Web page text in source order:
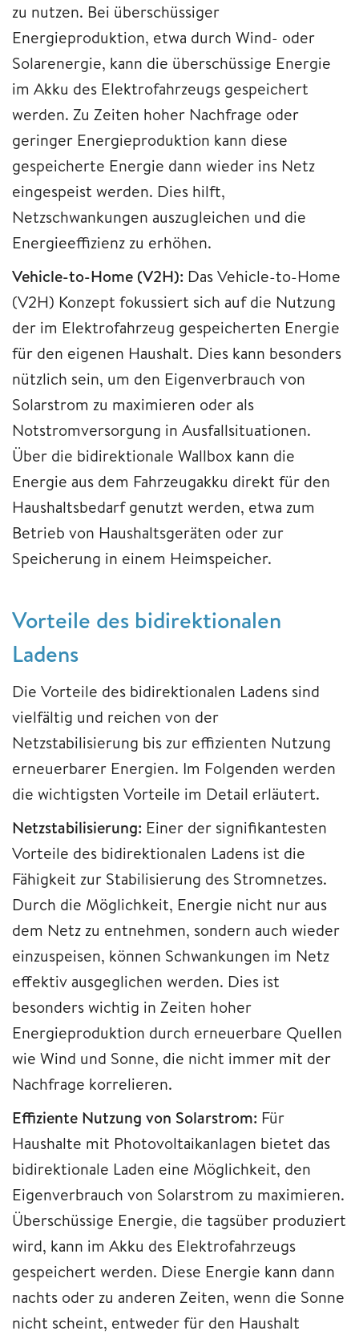
zu nutzen. Bei überschüssiger
Energieproduktion, etwa durch Wind- oder
Solarenergie, kann die überschüssige Energie
im Akku des Elektrofahrzeugs gespeichert
werden. Zu Zeiten hoher Nachfrage oder
geringer Energieproduktion kann diese
gespeicherte Energie dann wieder ins Netz
eingespeist werden. Dies hilft,
Netzschwankungen auszugleichen und die
Energieeffizienz zu erhöhen.
Vehicle-to-Home (V2H): Das Vehicle-to-Home
(V2H) Konzept fokussiert sich auf die Nutzung
der im Elektrofahrzeug gespeicherten Energie
für den eigenen Haushalt. Dies kann besonders
nützlich sein, um den Eigenverbrauch von
Solarstrom zu maximieren oder als
Notstromversorgung in Ausfallsituationen.
Über die bidirektionale Wallbox kann die
Energie aus dem Fahrzeugakku direkt für den
Haushaltsbedarf genutzt werden, etwa zum
Betrieb von Haushaltsgeräten oder zur
Speicherung in einem Heimspeicher.
Vorteile des bidirektionalen
Ladens
Die Vorteile des bidirektionalen Ladens sind
vielfältig und reichen von der
Netzstabilisierung bis zur effizienten Nutzung
erneuerbarer Energien. Im Folgenden werden
die wichtigsten Vorteile im Detail erläutert.
Netzstabilisierung: Einer der signifikantesten
Vorteile des bidirektionalen Ladens ist die
Fähigkeit zur Stabilisierung des Stromnetzes.
Durch die Möglichkeit, Energie nicht nur aus
dem Netz zu entnehmen, sondern auch wieder
einzuspeisen, können Schwankungen im Netz
effektiv ausgeglichen werden. Dies ist
besonders wichtig in Zeiten hoher
Energieproduktion durch erneuerbare Quellen
wie Wind und Sonne, die nicht immer mit der
Nachfrage korrelieren.
Effiziente Nutzung von Solarstrom: Für
Haushalte mit Photovoltaikanlagen bietet das
bidirektionale Laden eine Möglichkeit, den
Eigenverbrauch von Solarstrom zu maximieren.
Überschüssige Energie, die tagsüber produziert
wird, kann im Akku des Elektrofahrzeugs
gespeichert werden. Diese Energie kann dann
nachts oder zu anderen Zeiten, wenn die Sonne
nicht scheint, entweder für den Haushalt